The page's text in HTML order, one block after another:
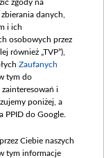
zgody na
danych,
i ich
osobowych przez
również „TVP”),
Zaufanych
tym do
i
poniżej, a
PPID do Google.
Ciebie naszych
tym informacje